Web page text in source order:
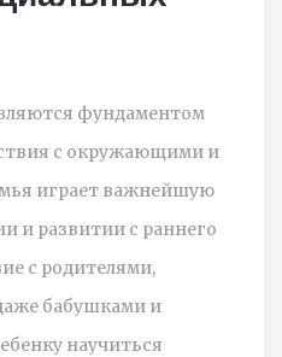
фундаментом
с окружающими и
играет важнейшую
и развитии с раннего
с родителями,
бабушками и
научиться